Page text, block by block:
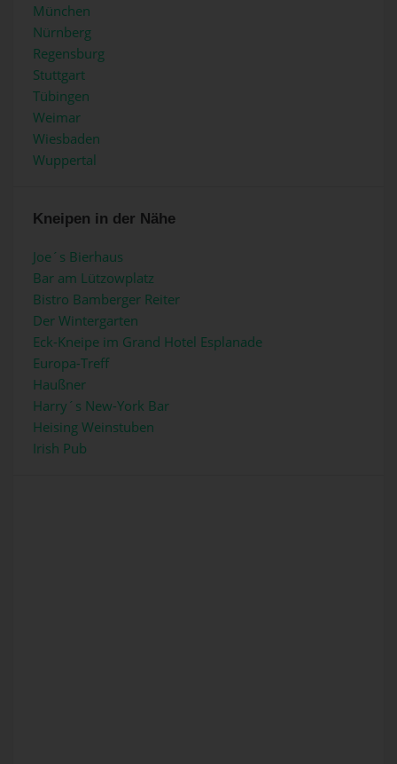
München
Nürnberg
Regensburg
Stuttgart
Tübingen
Weimar
Wiesbaden
Wuppertal
Kneipen in der Nähe
Joe´s Bierhaus
Bar am Lützowplatz
Bistro Bamberger Reiter
Der Wintergarten
Eck-Kneipe im Grand Hotel Esplanade
Europa-Treff
Haußner
Harry´s New-York Bar
Heising Weinstuben
Irish Pub